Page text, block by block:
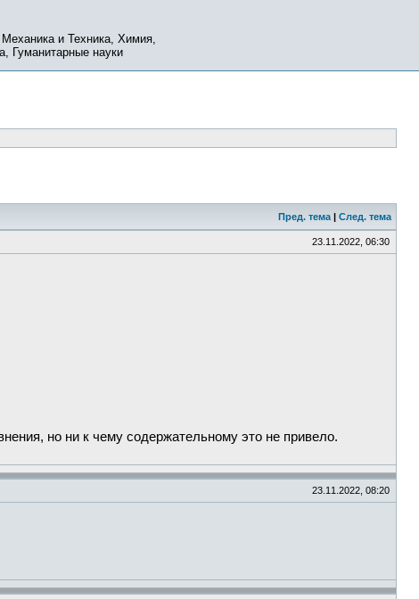
и Техника, Химия,
Гуманитарные науки
Пред. тема | След. тема
23.11.2022, 06:30
но ни к чему содержательному это не привело.
23.11.2022, 08:20